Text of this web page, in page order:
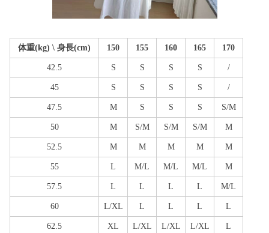
体重(kg) \ 身長(cm) 150 155 160 165 170
42.5 S S S S /
45 S S S S /
47.5 M S S S S/M
50 M S/M S/M S/M M
52.5 M M M M M
55 L M/L M/L M/L M
57.5 L L L L M/L
60 L/XL L L L L
62.5 XL L/XL L/XL L/XL L